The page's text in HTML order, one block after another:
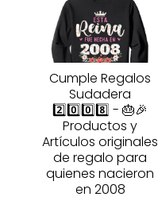
Cumple Regalos
Sudadera
2️⃣0️⃣0️⃣8️⃣ - 🎂🎉
Productos y
Artículos originales
de regalo para
quienes nacieron
en 2008